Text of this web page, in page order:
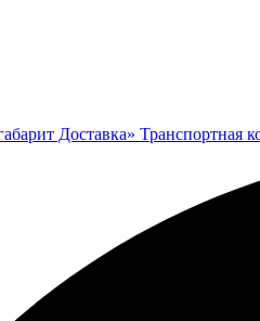
Транспортная